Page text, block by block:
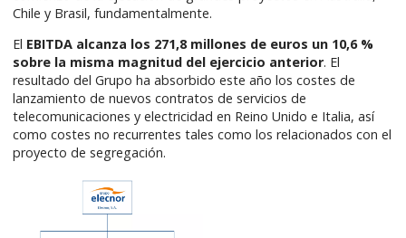
Chile y Brasil, fundamentalmente.
El EBITDA alcanza los 271,8 millones de euros un 10,6 %
sobre la misma magnitud del ejercicio anterior. El
resultado del Grupo ha absorbido este año los costes de
lanzamiento de nuevos contratos de servicios de
telecomunicaciones y electricidad en Reino Unido e Italia, así
como costes no recurrentes tales como los relacionados con el
proyecto de segregación.